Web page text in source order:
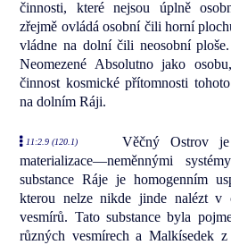
činnosti, které nejsou úplně
zřejmě ovládá osobní čili horní
vládne na dolní čili neosobní
Neomezené Absolutno jako
činnost kosmické přítomnosti
na dolním Ráji.
11:2.9 (120.1)
Věčný Ostrov
materializace—neměnnými
substance Ráje je homogenním
kterou nelze nikde jinde nalézt v
vesmírů. Tato substance byla
různých vesmírech a Malkísedek